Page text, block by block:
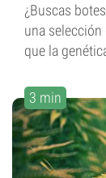
¿Buscas
una
que la
3 min